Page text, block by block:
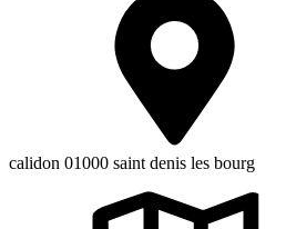
calidon 01000 saint denis les bourg